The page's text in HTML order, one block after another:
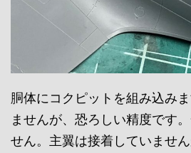
胴体にコクピットを組み込み
ませんが、恐ろしい精度です
せん。主翼は接着していませ